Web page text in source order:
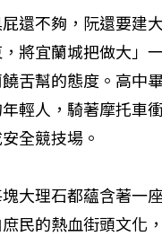
屁還不夠，阮還要
將宜蘭城把做大」
舌幫的態度。高中
輕人，騎著摩托車
全競技場。
大理石都蘊含著一
民的熱血街頭文化
如何守護每個
工改變病患